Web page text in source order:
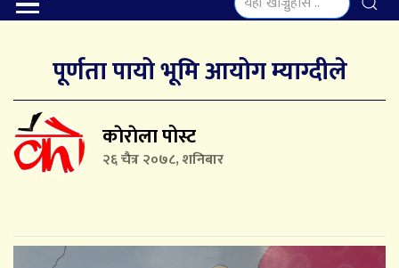
पूर्णता पायो भूमि आयोग म्याग्दीले
काेराेला पोस्ट
२६ चैत्र २०७८, शनिबार